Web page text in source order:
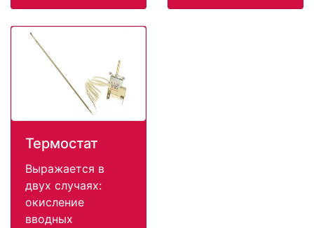
Термостат
Выражается в
двух случаях:
окисление
вводных